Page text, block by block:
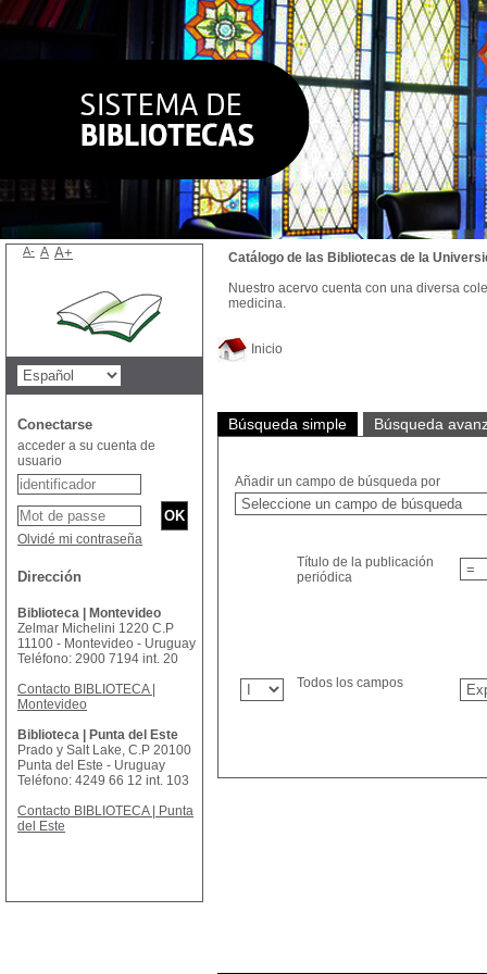
Inicio
Búsqueda simple Búsqueda
Añadir un campo de búsqueda por
Título de la publicación
periódica
Todos los campos
Catálogo de las Bibliotecas de la
Nuestro acervo cuenta con una diversa
medicina.
A- A A+
Conectarse
acceder a su cuenta de
usuario
Olvidé mi contraseña
Dirección
Biblioteca | Montevideo
Zelmar Michelini 1220 C.P
11100 - Montevideo - Uruguay
Teléfono: 2900 7194 int. 20
Contacto BIBLIOTECA |
Montevideo
Biblioteca | Punta del Este
Prado y Salt Lake, C.P 20100
Punta del Este - Uruguay
Teléfono: 4249 66 12 int. 103
Contacto BIBLIOTECA | Punta
del Este